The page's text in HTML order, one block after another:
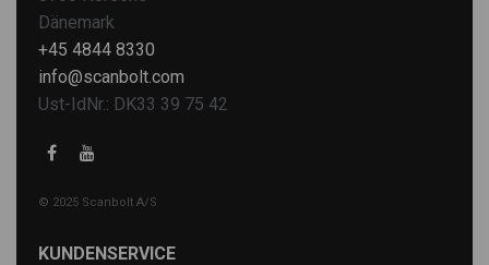
Dänemark
+45 4844 8330
info@scanbolt.com
Ust-IdNr.: DK33 39 75 42
© 2025 Scanbolt A/S
KUNDENSERVICE